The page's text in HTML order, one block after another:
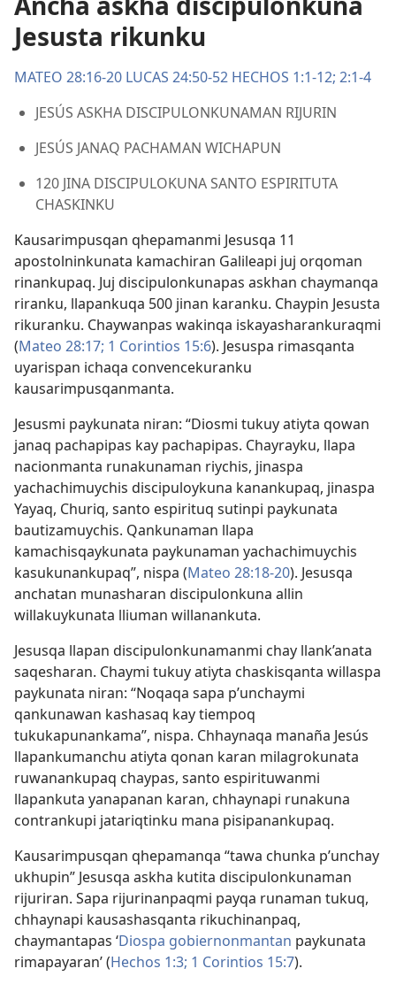
Jesusta rikunku
MATEO 28:16-20 LUCAS 24:50-52 HECHOS 1:1-12; 2:1-4
JESÚS ASKHA DISCIPULONKUNAMAN RIJURIN
JESÚS JANAQ PACHAMAN WICHAPUN
120 JINA DISCIPULOKUNA SANTO ESPIRITUTA
CHASKINKU
Kausarimpusqan qhepamanmi Jesusqa 11
apostolninkunata kamachiran Galileapi juj orqoman
rinankupaq. Juj discipulonkunapas askhan chaymanqa
riranku, llapankuqa 500 jinan karanku. Chaypin Jesusta
rikuranku. Chaywanpas wakinqa iskayasharankuraqmi
(Mateo 28:17; 1 Corintios 15:6). Jesuspa rimasqanta
uyarispan ichaqa convencekuranku
kausarimpusqanmanta.
Jesusmi paykunata niran: “Diosmi tukuy atiyta qowan
janaq pachapipas kay pachapipas. Chayrayku, llapa
nacionmanta runakunaman riychis, jinaspa
yachachimuychis discipuloykuna kanankupaq, jinaspa
Yayaq, Churiq, santo espirituq sutinpi paykunata
bautizamuychis. Qankunaman llapa
kamachisqaykunata paykunaman yachachimuychis
kasukunankupaq”, nispa (Mateo 28:18-20). Jesusqa
anchatan munasharan discipulonkuna allin
willakuykunata lliuman willanankuta.
Jesusqa llapan discipulonkunamanmi chay llank’anata
saqesharan. Chaymi tukuy atiyta chaskisqanta willaspa
paykunata niran: “Noqaqa sapa p’unchaymi
qankunawan kashasaq kay tiempoq
tukukapunankama”, nispa. Chhaynaqa manaña Jesús
llapankumanchu atiyta qonan karan milagrokunata
ruwanankupaq chaypas, santo espirituwanmi
llapankuta yanapanan karan, chhaynapi runakuna
contrankupi jatariqtinku mana pisipanankupaq.
Kausarimpusqan qhepamanqa “tawa chunka p’unchay
ukhupin” Jesusqa askha kutita discipulonkunaman
rijuriran. Sapa rijurinanpaqmi payqa runaman tukuq,
chhaynapi kausashasqanta rikuchinanpaq,
chaymantapas ‘Diospa gobiernonmantan paykunata
rimapayaran’ (Hechos 1:3; 1 Corintios 15:7).